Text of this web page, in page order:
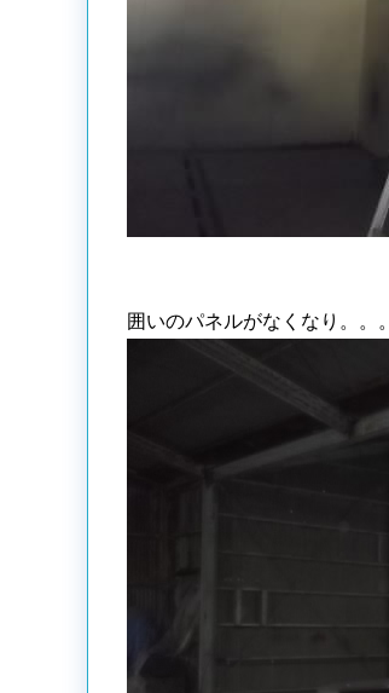
囲いのパネルがなくなり。。。